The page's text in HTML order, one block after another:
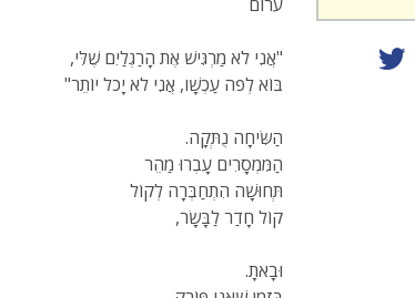
אימייל
בפייסבוק
שיתוף בטוויטר"אֲנִי לֹא מַרְגִּישׁ אֶת הָרַגְלַיִם שֶׁלִּי,
בּוֹא לְפֹה עַכְשָׁו, אֲנִי לֹא יָכֹל יוֹתֵר"
הַשִּׂיחָה נֻתְּקָה.
הַמִּמְסָרִים עָבְרוּ מַהֵר
תְּחוּשָׁה הִתְחַבְּרָה לְקוֹל
קוֹל חָדַר לַבָּשָׂר,
וּבָאתָ.